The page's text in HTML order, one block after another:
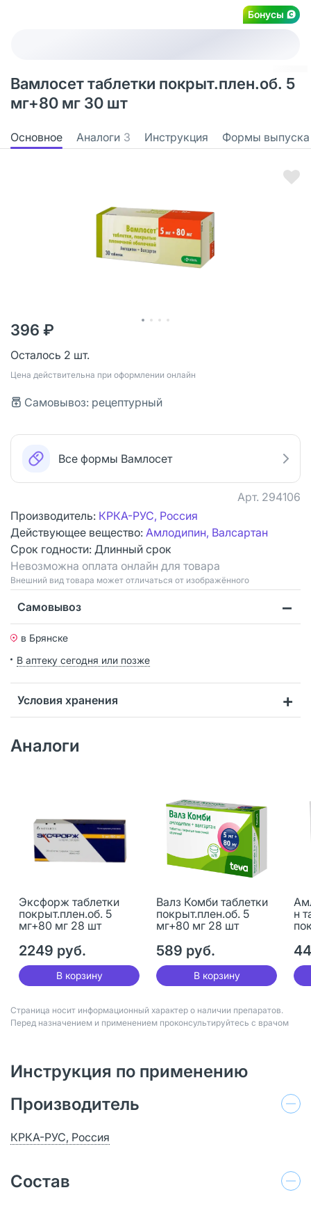
Бонусы
Вамлосет таблетки покрыт.плен.об. 5
мг+80 мг 30 шт
Основное Аналоги 3 Инструкция Формы выпуска
396 ₽
Осталось 2 шт.
Цена действительна при оформлении онлайн
Самовывоз: рецептурный
Все формы Вамлосет
Арт. 294106
Производитель: КРКА-РУС, Россия
Действующее вещество: Амлодипин, Валсартан
Срок годности: Длинный срок
Невозможна оплата онлайн для товара
Bнешний вид товара может отличаться от изображённого
Самовывоз
в Брянске
В аптеку сегодня или позже
Условия хранения
Аналоги
Эксфорж таблетки
покрыт.плен.об. 5
мг+80 мг 28 шт
2249 руб.
В корзину
Валз Комби таблетки
покрыт.плен.об. 5
мг+80 мг 28 шт
589 руб.
В корзину
н
Страница носит информационный характер о наличии препаратов.
Перед назначением и применением проконсультируйтесь с врачом
Инструкция по применению
Производитель
КРКА-РУС, Россия
Состав